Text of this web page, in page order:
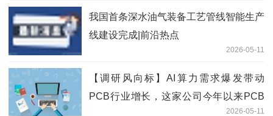
我国首条深水油气装备工艺管线智能生产
线建设完成|前沿热点
2026-05-11
【调研风向标】AI算力需求爆发带动
PCB行业增长，这家公司今年以来PCB
2026-05-11